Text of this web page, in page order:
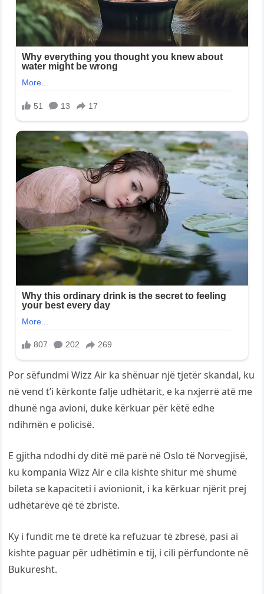
Por sëfundmi Wizz Air ka shënuar një tjetër skandal, ku
në vend t’i kërkonte falje udhëtarit, e ka nxjerrë atë me
dhunë nga avioni, duke kërkuar për këtë edhe
ndihmën e policisë.
E gjitha ndodhi dy ditë më parë në Oslo të Norvegjisë,
ku kompania Wizz Air e cila kishte shitur më shumë
bileta se kapaciteti i avionionit, i ka kërkuar njërit prej
udhëtarëve që të zbriste.
Ky i fundit me të dretë ka refuzuar të zbresë, pasi ai
kishte paguar për udhëtimin e tij, i cili përfundonte në
Bukuresht.